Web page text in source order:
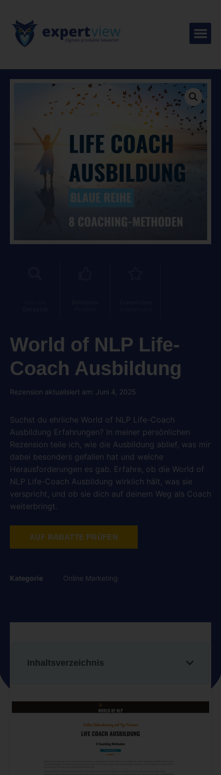
World of NLP Life-
Coach Ausbildung
Rezension aktualisiert am: Juni 4, 2025
Suchst du ehrliche World of NLP Life-Coach
Ausbildung Erfahrungen? In meiner persönlichen
Rezension teile ich, wie die Ausbildung ablief, was mir
dabei besonders gefallen hat und welche
Herausforderungen es gab. Erfahre, ob die World of
NLP Life-Coach Ausbildung wirklich hält, was sie
verspricht, und ob sie dich auf deinem Weg als Coach
weiterbringt.
AUF RABATTE PRÜFEN
Kategorie Online Marketing
Inhaltsverzeichnis